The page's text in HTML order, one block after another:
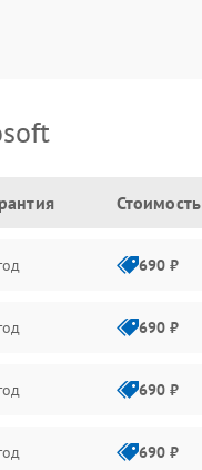
Стоимость
690 ₽
690 ₽
690 ₽
690 ₽